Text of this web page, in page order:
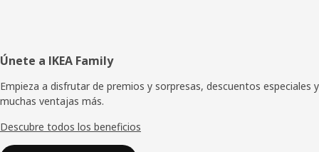
Pie
de
página
Únete a IKEA Family
Empieza a disfrutar de premios y sorpresas, descuentos especiales y
muchas ventajas más.
Descubre todos los beneficios